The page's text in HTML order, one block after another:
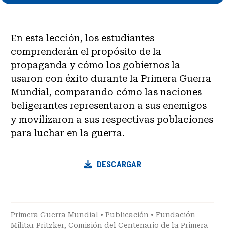
En esta lección, los estudiantes
comprenderán el propósito de la
propaganda y cómo los gobiernos la
usaron con éxito durante la Primera Guerra
Mundial, comparando cómo las naciones
beligerantes representaron a sus enemigos
y movilizaron a sus respectivas poblaciones
para luchar en la guerra.
DESCARGAR
Primera Guerra Mundial • Publicación • Fundación
Militar Pritzker, Comisión del Centenario de la Primera